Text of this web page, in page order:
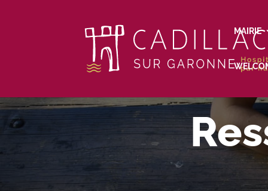
MAIRIE